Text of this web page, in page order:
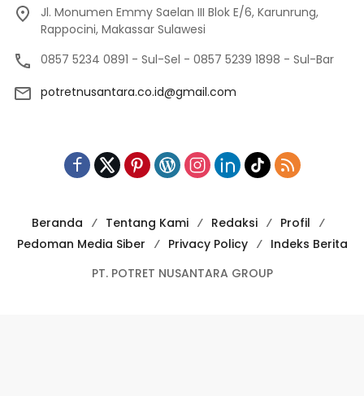
Jl. Monumen Emmy Saelan III Blok E/6, Karunrung,
Rappocini, Makassar Sulawesi
0857 5234 0891 - Sul-Sel - 0857 5239 1898 - Sul-Bar
potretnusantara.co.id@gmail.com
Beranda Tentang Kami Redaksi
Profil
Pedoman Media Siber
Privacy Policy
Indeks Berita
PT. POTRET NUSANTARA GROUP